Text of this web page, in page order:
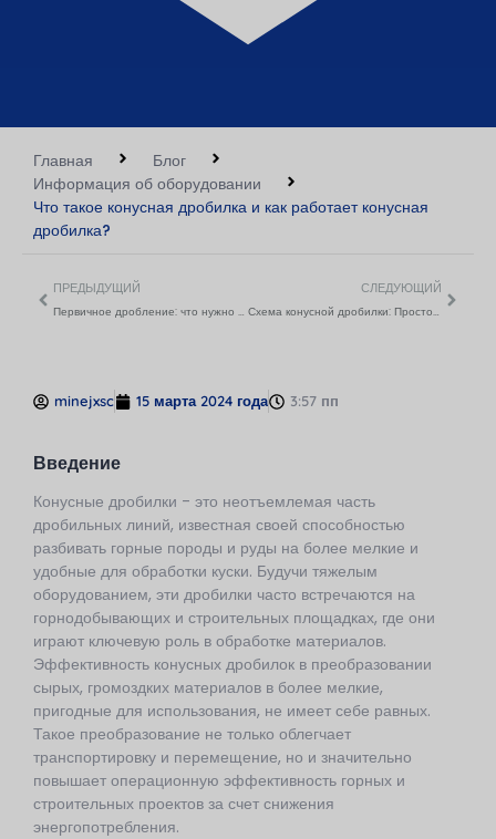
Главная
Блог
Информация об оборудовании
Что такое конусная дробилка и как работает конусная
дробилка?
ПРЕДЫДУЩИЙ
Первичное дробление: что нужно знать
СЛЕДУЮЩИЙ
Схема конусной дробилки: Простое объяснение
minejxsc 15 марта 2024 года 3:57 пп
Введение
Конусные дробилки - это неотъемлемая часть
дробильных линий, известная своей способностью
разбивать горные породы и руды на более мелкие и
удобные для обработки куски. Будучи тяжелым
оборудованием, эти дробилки часто встречаются на
горнодобывающих и строительных площадках, где они
играют ключевую роль в обработке материалов.
Эффективность конусных дробилок в преобразовании
сырых, громоздких материалов в более мелкие,
пригодные для использования, не имеет себе равных.
Такое преобразование не только облегчает
транспортировку и перемещение, но и значительно
повышает операционную эффективность горных и
строительных проектов за счет снижения
энергопотребления.